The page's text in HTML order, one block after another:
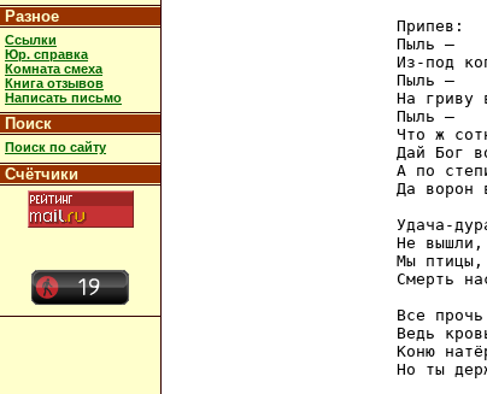
Разное
Ссылки
Юр. справка
Комната смеха
Книга отзывов
Написать письмо
Поиск
Поиск по сайту
Счётчики
Припев:
Пыль –
Из-под
Пыль –
На гриву
Пыль –
Что ж
Дай Бог
А по
Да ворон
Удача-
Не
Мы птицы,
Смерть
Все
Ведь
Коню
Но ты